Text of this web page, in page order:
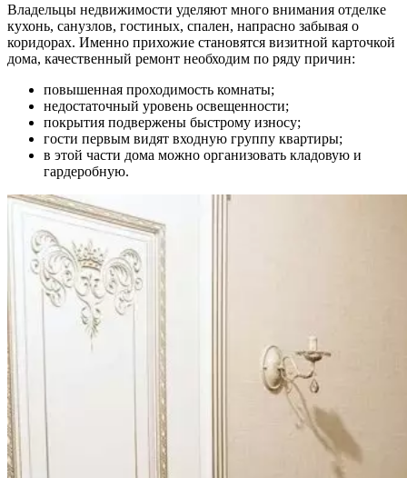
Владельцы недвижимости уделяют много внимания отделке
кухонь, санузлов, гостиных, спален, напрасно забывая о
коридорах. Именно прихожие становятся визитной карточкой
дома, качественный ремонт необходим по ряду причин:
повышенная проходимость комнаты;
недостаточный уровень освещенности;
покрытия подвержены быстрому износу;
гости первым видят входную группу квартиры;
в этой части дома можно организовать кладовую и
гардеробную.